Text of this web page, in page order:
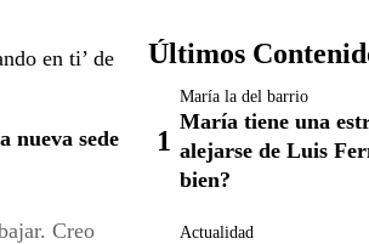
en ti’ de
nueva sede
Creo
Últimos
María la del barrio
María tiene una
alejarse de Luis
bien?
Actualidad